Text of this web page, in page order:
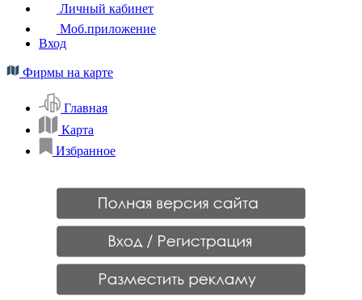
Личный кабинет
Моб.приложение
Вход
Фирмы на карте
Главная
Карта
Избранное